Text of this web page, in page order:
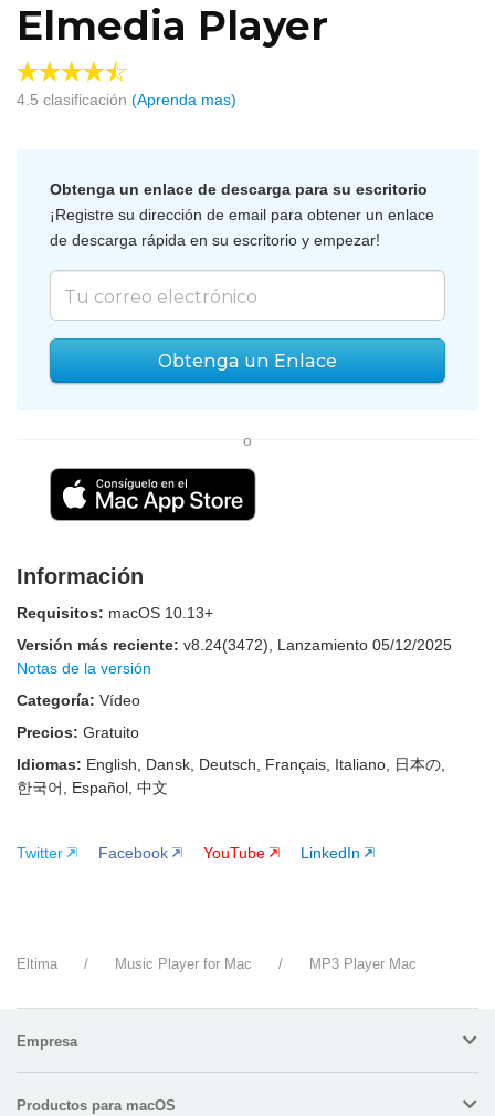
Elmedia Player
4.5 clasificación (Aprenda mas)
Obtenga un enlace de descarga para su escritorio
¡Registre su dirección de email para obtener un enlace
de descarga rápida en su escritorio y empezar!
Obtenga un Enlace
o
Información
Requisitos: macOS 10.13+
Versión más reciente: v8.24(3472) , Lanzamiento 05/12/2025
Notas de la versión
Categoría: Vídeo
Precios: Gratuito
Idiomas: English, Dansk, Deutsch, Français, Italiano, 日本の,
한국어, Español, 中文
Twitter Facebook YouTube LinkedIn
Eltima / Music Player for Mac / MP3 Player Mac
Empresa
Productos para macOS